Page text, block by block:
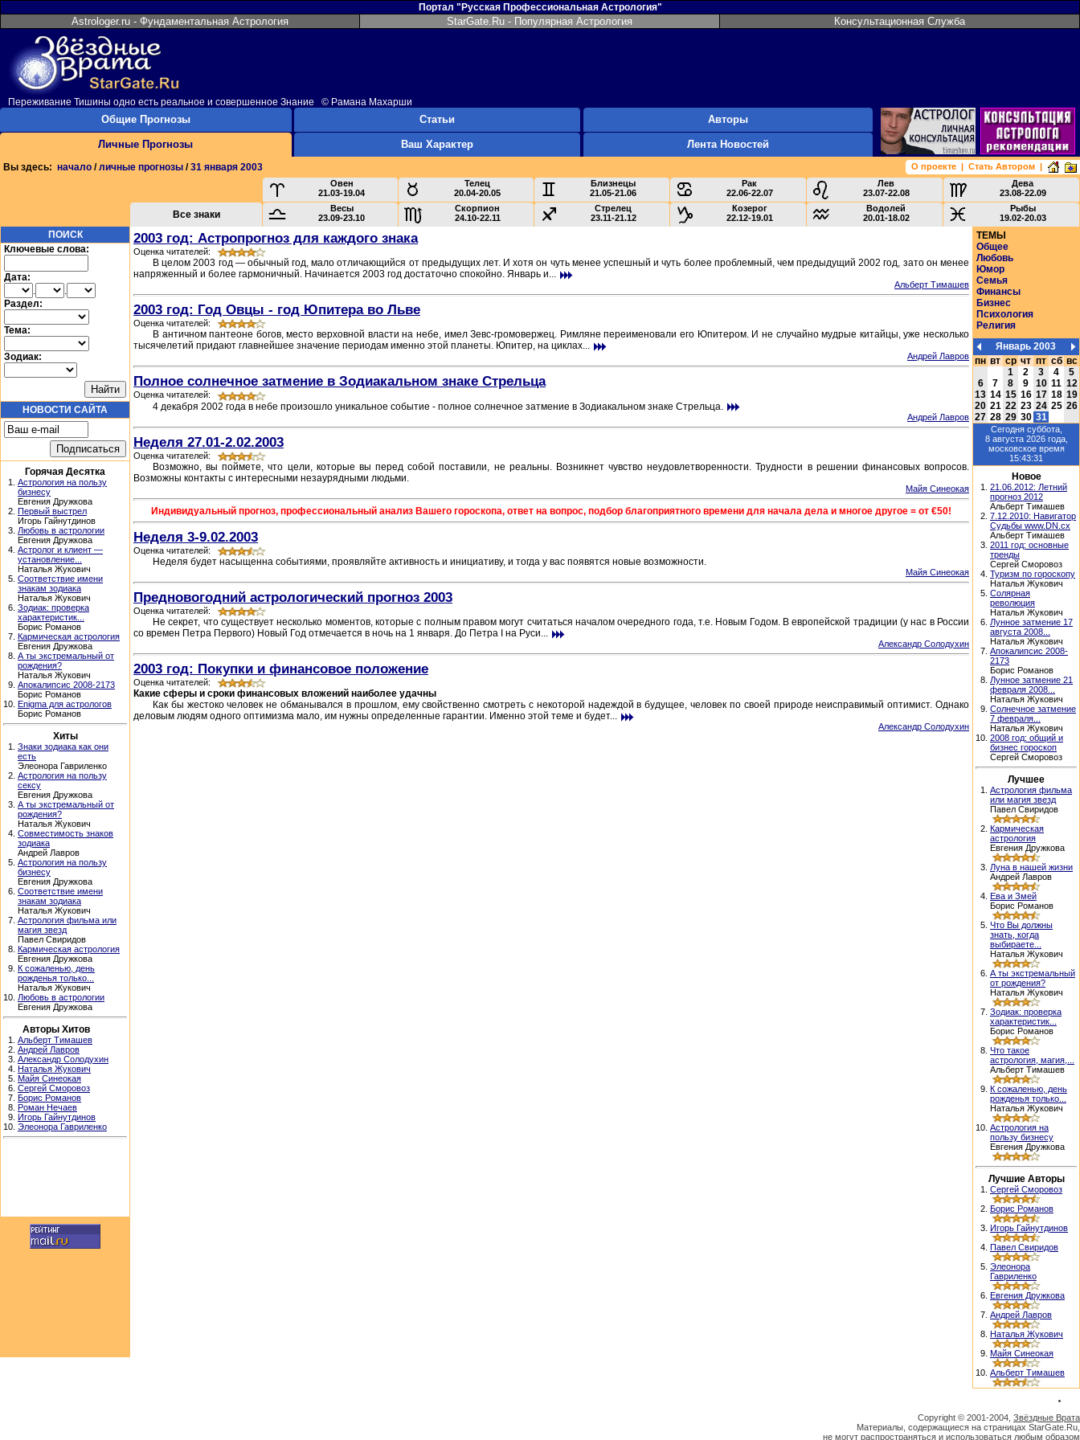
Портал "Русская Профессиональная Астрология"
Astrologer.ru - Фундаментальная Астрология StarGate.Ru - Популярная Астрология Консультационная Служба
Переживание Тишины одно есть реальное и совершенное Знание © Рамана Махарши
Общие Прогнозы
Личные Прогнозы
Статьи
Ваш Характер
Авторы
Лента Новостей
Вы здесь: начало /личные прогнозы /31 января 2003 О проекте | Стать Автором |
Овен
21.03-19.04
Телец
20.04-20.05
Близнецы
21.05-21.06
Рак
22.06-22.07
Лев
23.07-22.08
Дева
23.08-22.09
Все знаки
Весы
23.09-23.10
Скорпион
24.10-22.11
Стрелец
23.11-21.12
Козерог
22.12-19.01
Водолей
20.01-18.02
Рыбы
19.02-20.03
ПОИСК
Ключевые слова:
Дата:
.
.
Раздел:
Тема:
Зодиак:
НОВОСТИ САЙТА
Горячая Десятка
1. Астрология на пользу
бизнесу
Евгения Дружкова
2. Первый выстрел
Игорь Гайнутдинов
3. Любовь в астрологии
Евгения Дружкова
4. Астролог и клиент —
установление...
Наталья Жукович
5. Соответствие имени
знакам зодиака
Наталья Жукович
6. Зодиак: проверка
характеристик...
Борис Романов
7. Кармическая астрология
Евгения Дружкова
8. А ты экстремальный от
рождения?
Наталья Жукович
9. Апокалипсис 2008-2173
Борис Романов
10. Enigma для астрологов
Борис Романов
Хиты
1. Знаки зодиака как они
есть
Элеонора Гавриленко
2. Астрология на пользу
сексу
Евгения Дружкова
3. А ты экстремальный от
рождения?
Наталья Жукович
4. Совместимость знаков
зодиака
Андрей Лавров
5. Астрология на пользу
бизнесу
Евгения Дружкова
6. Соответствие имени
знакам зодиака
Наталья Жукович
7. Астрология фильма или
магия звезд
Павел Свиридов
8. Кармическая астрология
Евгения Дружкова
9. К сожаленью, день
рожденья только...
Наталья Жукович
10. Любовь в астрологии
Евгения Дружкова
Авторы Хитов
1. Альберт Тимашев
2. Андрей Лавров
3. Александр Солодухин
4. Наталья Жукович
5. Майя Синеокая
6. Сергей Сморовоз
7. Борис Романов
8. Роман Нечаев
9. Игорь Гайнутдинов
10. Элеонора Гавриленко
2003 год: Астропрогноз для каждого знака
Оценка читателей:
В целом 2003 год — обычный год, мало отличающийся от предыдущих лет. И хотя он чуть менее успешный и чуть более проблемный, чем предыдущий 2002 год, зато он менее
напряженный и более гармоничный. Начинается 2003 год достаточно спокойно. Январь и...
Альберт Тимашев
2003 год: Год Овцы - год Юпитера во Льве
Оценка читателей:
В античном пантеоне богов, место верховной власти на небе, имел Зевс-громовержец. Римляне переименовали его Юпитером. И не случайно мудрые китайцы, уже несколько
тысячелетий придают главнейшее значение периодам именно этой планеты. Юпитер, на циклах...
Андрей Лавров
Полное солнечное затмение в Зодиакальном знаке Стрельца
Оценка читателей:
4 декабря 2002 года в небе произошло уникальное событие - полное солнечное затмение в Зодиакальном знаке Стрельца.
Андрей Лавров
Неделя 27.01-2.02.2003
Оценка читателей:
Возможно, вы поймете, что цели, которые вы перед собой поставили, не реальны. Возникнет чувство неудовлетворенности. Трудности в решении финансовых вопросов.
Возможны контакты с интересными незаурядными людьми.
Майя Синеокая
Индивидуальный прогноз, профессиональный анализ Вашего гороскопа, ответ на вопрос, подбор благоприятного времени для начала дела и многое другое = от €50!
Неделя 3-9.02.2003
Оценка читателей:
Неделя будет насыщенна событиями, проявляйте активность и инициативу, и тогда у вас появятся новые возможности.
Майя Синеокая
Предновогодний астрологический прогноз 2003
Оценка читателей:
Не секрет, что существует несколько моментов, которые с полным правом могут считаться началом очередного года, т.е. Новым Годом. В европейской традиции (у нас в России
со времен Петра Первого) Новый Год отмечается в ночь на 1 января. До Петра I на Руси...
Александр Солодухин
2003 год: Покупки и финансовое положение
Оценка читателей:
Какие сферы и сроки финансовых вложений наиболее удачны
Как бы жестоко человек не обманывался в прошлом, ему свойственно смотреть с некоторой надеждой в будущее, человек по своей природе неисправимый оптимист. Однако
деловым людям одного оптимизма мало, им нужны определенные гарантии. Именно этой теме и будет...
Александр Солодухин
ТЕМЫ
Общее
Любовь
Юмор
Семья
Финансы
Бизнес
Психология
Религия
Январь 2003
пн вт ср чт пт сб вс
1
2 3 4
5
6
7 8 9 10 11 12
13 14 15 16 17 18 19
20 21 22 23 24 25 26
27 28 29 30 31
Сегодня суббота,
8 августа 2026года,
московское время
15:43:31
Новое
1. 21.06.2012: Летний
прогноз 2012
Альберт Тимашев
2. 7.12.2010: Навигатор
Судьбы www.DN.cx
Альберт Тимашев
3. 2011 год: основные
тренды
Сергей Сморовоз
4. Туризм по гороскопу
Наталья Жукович
5. Солярная
революция
Наталья Жукович
6. Лунное затмение 17
августа 2008...
Наталья Жукович
7. Апокалипсис 2008-
2173
Борис Романов
8. Лунное затмение 21
февраля 2008...
Наталья Жукович
9. Солнечное затмение
7 февраля...
Наталья Жукович
10. 2008 год: общий и
бизнес гороскоп
Сергей Сморовоз
Лучшее
1. Астрология фильма
или магия звезд
Павел Свиридов
2. Кармическая
астрология
Евгения Дружкова
3. Луна в нашей жизни
Андрей Лавров
4. Ева и Змей
Борис Романов
5. Что Вы должны
знать, когда
выбираете...
Наталья Жукович
6. А ты экстремальный
от рождения?
Наталья Жукович
7. Зодиак: проверка
характеристик...
Борис Романов
8. Что такое
астрология, магия,...
Альберт Тимашев
9. К сожаленью, день
рожденья только...
Наталья Жукович
10. Астрология на
пользу бизнесу
Евгения Дружкова
Лучшие Авторы
1. Сергей Сморовоз
2. Борис Романов
3. Игорь Гайнутдинов
4. Павел Свиридов
5. Элеонора
Гавриленко
6. Евгения Дружкова
7. Андрей Лавров
8. Наталья Жукович
9. Майя Синеокая
10. Альберт Тимашев
Copyright © 2001-2004, Звёздные Врата
Материалы, содержащиеся на страницах StarGate.Ru,
не могут распространяться и использоваться любым образом